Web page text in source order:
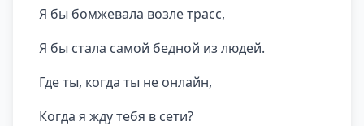
Я бы бомжевала возле трасс,
Я бы стала самой бедной из людей.
Где ты, когда ты не онлайн,
Когда я жду тебя в сети?